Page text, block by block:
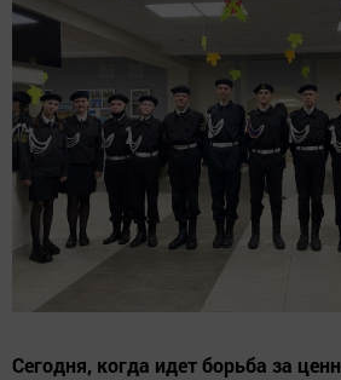
Сегодня, когда идет борьба за